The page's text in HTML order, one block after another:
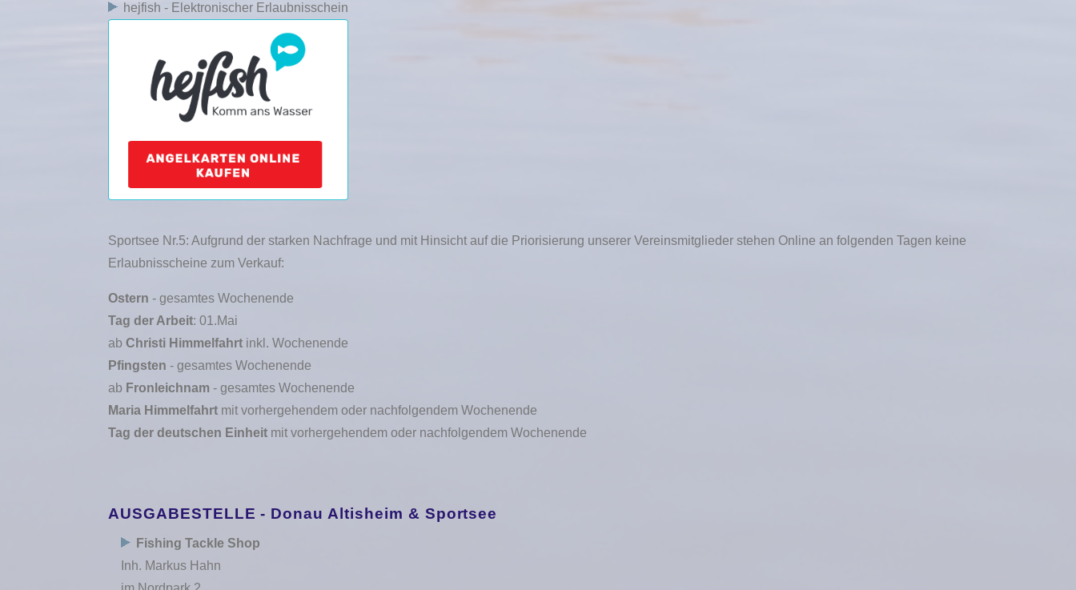
hejfish - Elektronischer Erlaubnisschein
Sportsee Nr.5: Aufgrund der starken Nachfrage und mit Hinsicht auf die Priorisierung unserer Vereinsmitglieder stehen Online an folgenden Tagen keine
Erlaubnisscheine zum Verkauf:
Ostern - gesamtes Wochenende
Tag der Arbeit: 01.Mai
ab Christi Himmelfahrt inkl. Wochenende
Pfingsten - gesamtes Wochenende
ab Fronleichnam - gesamtes Wochenende
Maria Himmelfahrt mit vorhergehendem oder nachfolgendem Wochenende
Tag der deutschen Einheit mit vorhergehendem oder nachfolgendem Wochenende
AUSGABESTELLE - Donau Altisheim & Sportsee
Fishing Tackle Shop
Inh. Markus Hahn